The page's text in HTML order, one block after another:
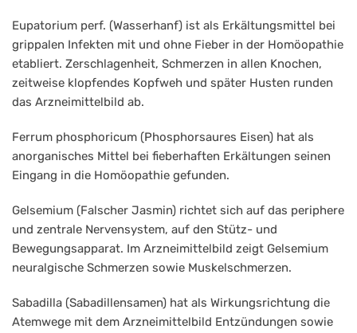
Eupatorium perf. (Wasserhanf) ist als Erkältungsmittel bei
grippalen Infekten mit und ohne Fieber in der Homöopathie
etabliert. Zerschlagenheit, Schmerzen in allen Knochen,
zeitweise klopfendes Kopfweh und später Husten runden
das Arzneimittelbild ab.
Ferrum phosphoricum (Phosphorsaures Eisen) hat als
anorganisches Mittel bei fieberhaften Erkältungen seinen
Eingang in die Homöopathie gefunden.
Gelsemium (Falscher Jasmin) richtet sich auf das periphere
und zentrale Nervensystem, auf den Stütz- und
Bewegungsapparat. Im Arzneimittelbild zeigt Gelsemium
neuralgische Schmerzen sowie Muskelschmerzen.
Sabadilla (Sabadillensamen) hat als Wirkungsrichtung die
Atemwege mit dem Arzneimittelbild Entzündungen sowie